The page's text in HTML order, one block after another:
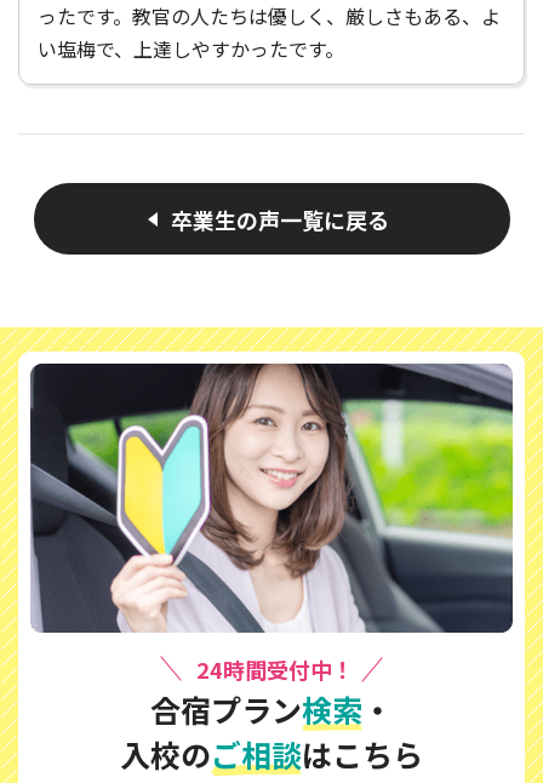
ったです。教官の人たちは優しく、厳しさもある、よ
い塩梅で、上達しやすかったです。
卒業生の声一覧に戻る
24時間受付中！
合宿プラン検索 ・
入校のご相談はこちら